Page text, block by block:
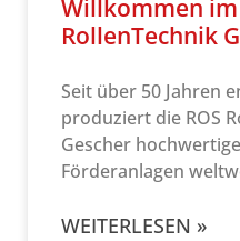
Willkommen im
RollenTechnik
Seit über 50 Jahren
produziert die ROS
Gescher
Förderanlagen
WEITERLESEN »